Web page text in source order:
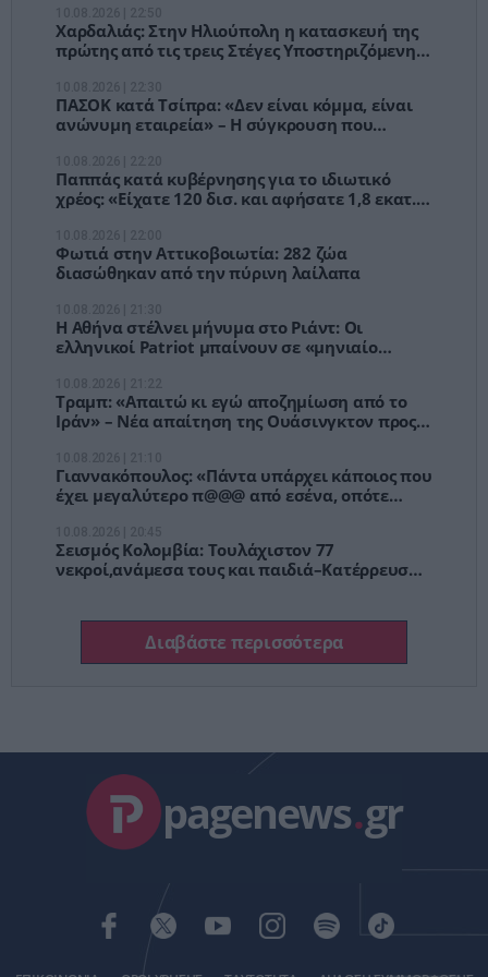
Χαρδαλιάς: Στην Ηλιούπολη η κατασκευή της
πρώτης από τις τρεις Στέγες Υποστηριζόμενης
ΠΑΣΟΚ κατά Τσίπρα: «Δεν είναι κόμμα, είναι
ανώνυμη εταιρεία» – Η σύγκρουση που
Παππάς κατά κυβέρνησης για το ιδιωτικό
χρέος: «Είχατε 120 δισ. και αφήσατε 1,8 εκατ.
Φωτιά στην Αττικοβοιωτία: 282 ζώα
διασώθηκαν από την πύρινη λαίλαπα
Η Αθήνα στέλνει μήνυμα στο Ριάντ: Οι
ελληνικοί Patriot μπαίνουν σε «μηνιαίο
Τραμπ: «Απαιτώ κι εγώ αποζημίωση από το
Ιράν» – Νέα απαίτηση της Ουάσινγκτον προς
Γιαννακόπουλος: «Πάντα υπάρχει κάποιος που
έχει μεγαλύτερο π@@@ από εσένα, οπότε
Σεισμός Κολομβία: Τουλάχιστον 77
νεκροί,ανάμεσα τους και παιδιά–Κατέρρευσαν
Διαβάστε περισσότερα
pagenews.gr